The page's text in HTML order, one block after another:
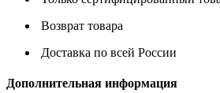
Возврат товара
Доставка по всей России
Дополнительная информация